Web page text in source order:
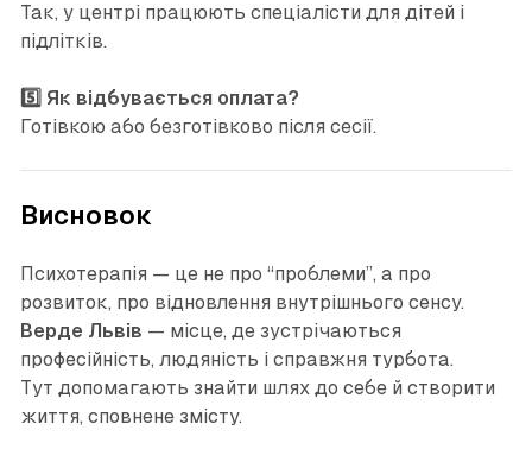
Так, у центрі працюють спеціалісти для дітей і
підлітків.
5️⃣ Як відбувається оплата?
Готівкою або безготівково після сесії.
Висновок
Психотерапія — це не про “проблеми”, а про
розвиток, про відновлення внутрішнього сенсу.
Верде Львів — місце, де зустрічаються
професійність, людяність і справжня турбота.
Тут допомагають знайти шлях до себе й створити
життя, сповнене змісту.